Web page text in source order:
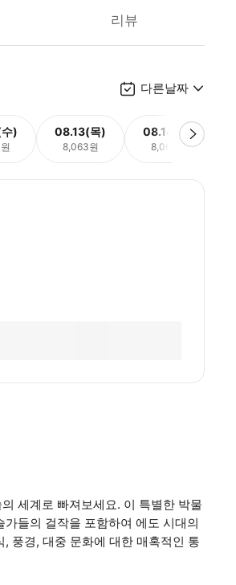
리뷰
다른날짜
) 08.13(목)
8,063원
08.14(금)
8,063원
세계로 빠져보세요. 이 특별한 박물
들의 걸작을 포함하여 에도 시대의
풍경, 대중 문화에 대한 매혹적인 통